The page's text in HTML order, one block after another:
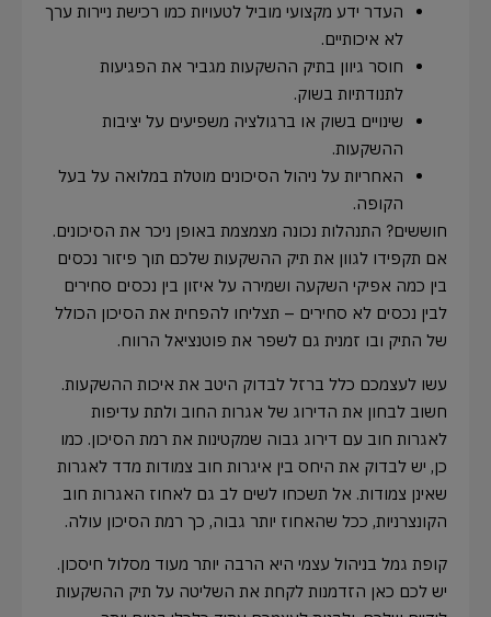
העדר ידע מקצועי מוביל לטעויות כמו רכישת ניירות ערך
לא איכותיים.
חוסר גיוון בתיק ההשקעות מגביר את הפגיעות
לתנודתיות בשוק.
שינויים בשוק או ברגולציה משפיעים על יציבות
ההשקעות.
האחריות על ניהול הסיכונים מוטלת במלואה על בעל
הקופה.
חוששים? התנהלות נכונה מצמצמת באופן ניכר את הסיכונים.
אם תקפידו לגוון את תיק ההשקעות שלכם תוך פיזור נכסים
בין כמה אפיקי השקעה ושמירה על איזון בין נכסים סחירים
לבין נכסים לא סחירים – תצליחו להפחית את הסיכון הכולל
של התיק ובו זמנית גם לשפר את פוטנציאל הרווח.
עשו לעצמכם כלל ברזל לבדוק היטב את איכות ההשקעות.
חשוב לבחון את הדירוג של אגרות החוב ולתת עדיפות
לאגרות חוב עם דירוג גבוה שמקטינות את רמת הסיכון. כמו
כן, יש לבדוק את היחס בין איגרות חוב צמודות מדד לאגרות
שאינן צמודות. אל תשכחו לשים לב גם לאחוז האגרות חוב
הקונצרניות, ככל שהאחוז יותר גבוה, כך רמת הסיכון עולה.
קופת גמל בניהול עצמי היא הרבה יותר מעוד מסלול חיסכון.
יש לכם כאן הזדמנות לקחת את השליטה על תיק ההשקעות